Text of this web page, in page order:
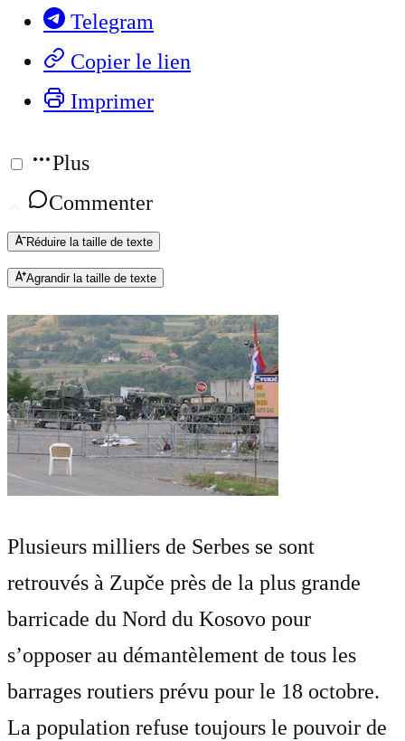
Telegram
Copier le lien
Imprimer
Plus
Commenter
Réduire la taille de texte
Agrandir la taille de texte
Plusieurs milliers de Serbes se sont
retrouvés à Zupče près de la plus grande
barricade du Nord du Kosovo pour
s’opposer au démantèlement de tous les
barrages routiers prévu pour le 18 octobre.
La population refuse toujours le pouvoir de